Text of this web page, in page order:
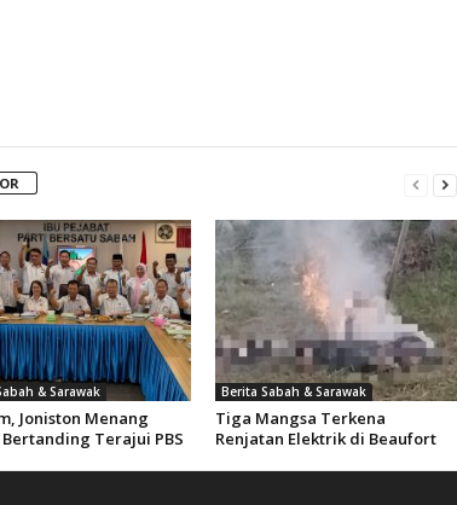
& Sarawak
Joniston Menang
Terajui PBS
Berita Sabah & Sarawak
Tiga Mangsa Terkena
Renjatan Elektrik di Beaufort